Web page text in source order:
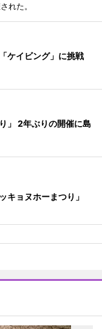
れた。
ケイビング」に挑戦
」 2年ぶりの開催に島
キョヌホーまつり」